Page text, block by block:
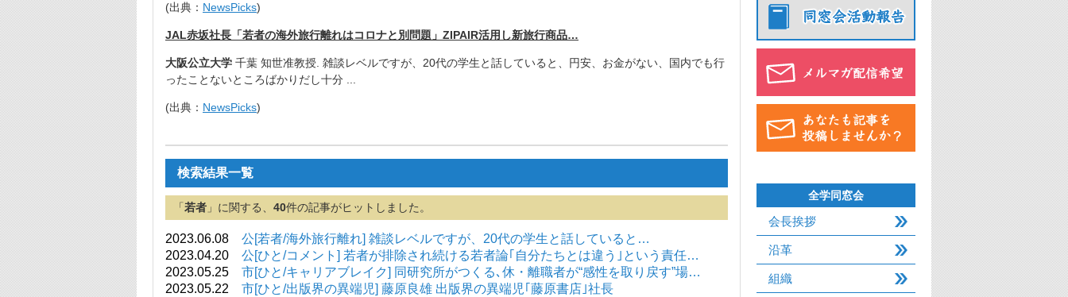
(出典： NewsPicks)
JAL赤坂社長「若者の海外旅行離れはコロナと別問題」 ZIPAIR活用し新旅行商品…
大阪公立大学 千葉 知世准教授. 雑談レベルですが、20代の学生と話していると、円安、 お金がない、国内でも行
ったことないところばかりだし十分 ..
(出典： NewsPicks)
検索結果一覧
「 若者 」に関する、 40件の記事がヒットしました。
2023.06.08 公[若者/海外旅行離れ] 雑談レベルですが、20代の学生と話していると…
2023.04.20 公[ひと/コメント] 若者が排除され続ける若者論｢自分たちとは違う｣という責任…
2023.05.25 市[ひと/キャリアブレイク] 同研究所がつくる､休・離職者が“感性を取り戻す”場…
2023.05.22 市[ひと/出版界の異端児] 藤原良雄 出版界の異端児｢藤原書店｣社長
全学同窓会
会長挨拶
沿革
組織